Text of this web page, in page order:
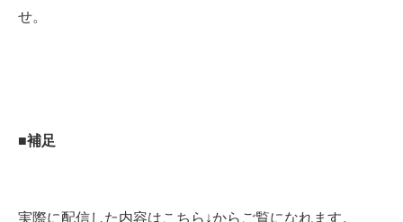
せ。
■補足
実際に配信した内容はこちら↓からご覧になれます。